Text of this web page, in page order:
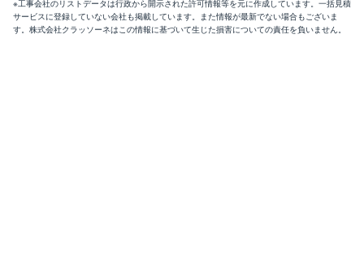
※工事会社のリストデータは行政から開示された許可情報等を元に作成しています。一括見積
サービスに登録していない会社も掲載しています。また情報が最新でない場合もございま
す。株式会社クラッソーネはこの情報に基づいて生じた損害についての責任を負いません。